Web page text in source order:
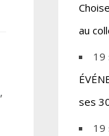
,
au
19
ses
19